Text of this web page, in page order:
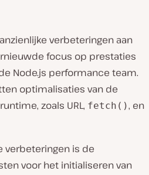
verbeteringen aan
focus op prestaties
Node.js performance team.
optimalisaties van de
zoals URL, fetch(), en
verbeteringen is de
voor het initialiseren van